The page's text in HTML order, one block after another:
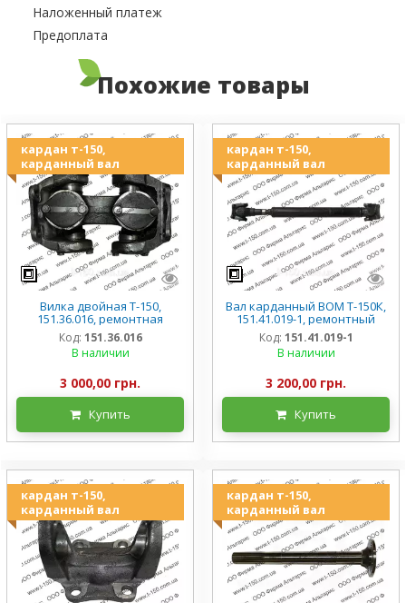
Наложенный платеж
Предоплата
Похожие товары
кардан т-150,
карданный вал
Вилка двойная Т-150,
151.36.016, ремонтная
Код: 151.36.016
В наличии
3 000,00 грн.
Купить
кардан т-150,
карданный вал
Вал карданный ВОМ Т-150К,
151.41.019-1, ремонтный
Код: 151.41.019-1
В наличии
3 200,00 грн.
Купить
кардан т-150,
карданный вал
кардан т-150,
карданный вал